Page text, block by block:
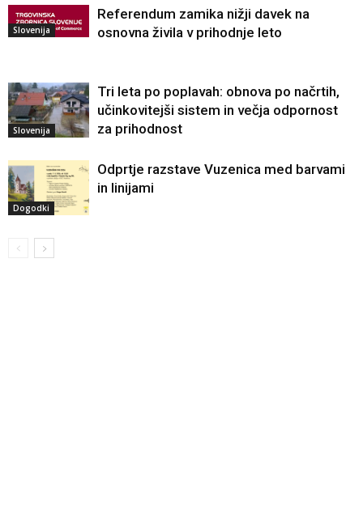
Slovenija
Referendum zamika nižji davek na
osnovna živila v prihodnje leto
Slovenija
Tri leta po poplavah: obnova po načrtih,
učinkovitejši sistem in večja odpornost
za prihodnost
Dogodki
Odprtje razstave Vuzenica med barvami
in linijami